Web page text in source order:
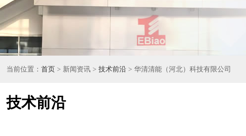
当前位置：首页 > 新闻资讯 >技术前沿 > 华清清能（河北）科技有限公司
技术前沿